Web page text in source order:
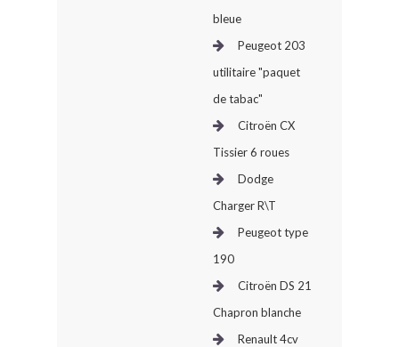
bleue
Peugeot 203
utilitaire "paquet
de tabac"
Citroën CX
Tissier 6 roues
Dodge
Charger R\T
Peugeot type
190
Citroën DS 21
Chapron blanche
Renault 4cv